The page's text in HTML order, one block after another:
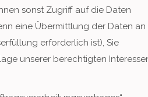
sonst Zugriff auf die Daten
eine Übermittlung der Daten an
erforderlich ist), Sie
unserer berechtigten